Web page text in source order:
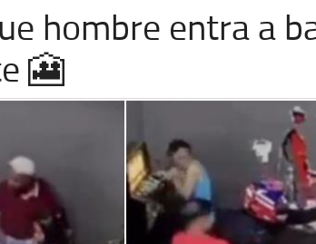
hombre entra a
🎦